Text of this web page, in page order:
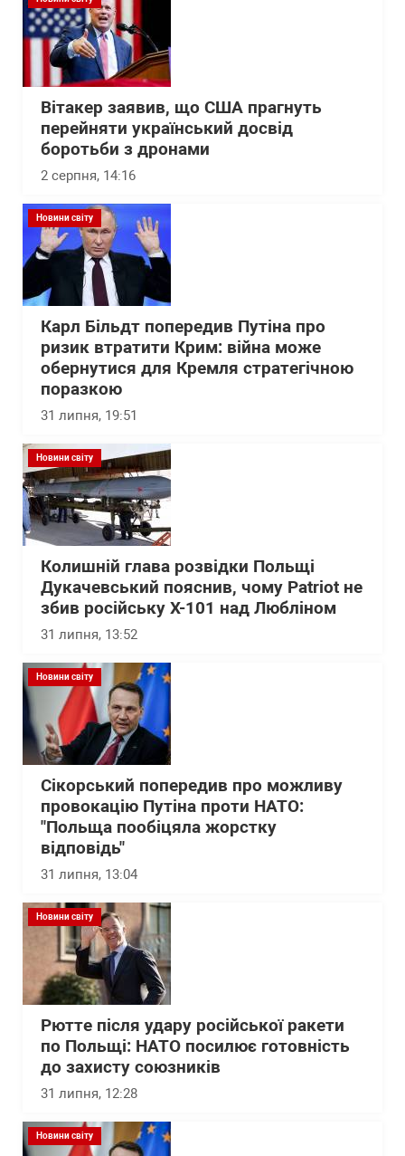
Вітакер заявив, що США прагнуть
перейняти український досвід
боротьби з дронами
2 серпня, 14:16
Новини світу
Карл Більдт попередив Путіна про
ризик втратити Крим: війна може
обернутися для Кремля стратегічною
поразкою
31 липня, 19:51
Новини світу
Колишній глава розвідки Польщі
Дукачевський пояснив, чому Patriot не
збив російську Х-101 над Любліном
31 липня, 13:52
Новини світу
Сікорський попередив про можливу
провокацію Путіна проти НАТО:
"Польща пообіцяла жорстку
відповідь"
31 липня, 13:04
Новини світу
Рютте після удару російської ракети
по Польщі: НАТО посилює готовність
до захисту союзників
31 липня, 12:28
Новини світу